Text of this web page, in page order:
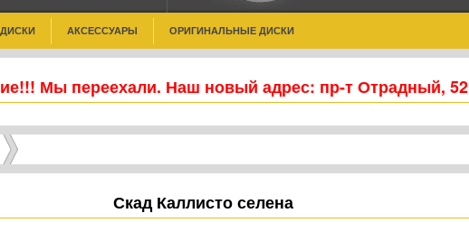
АКСЕССУАРЫ ОРИГИНАЛЬНЫЕ ДИСКИ
Мы переехали. Наш новый адрес: пр-т Отрадный, 52
Скад Каллисто селена